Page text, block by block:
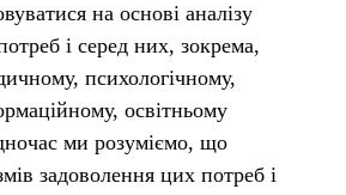
на основі аналізу
і серед них, зокрема,
психологічному,
освітньому
ми розуміємо, що
задоволення цих потреб і